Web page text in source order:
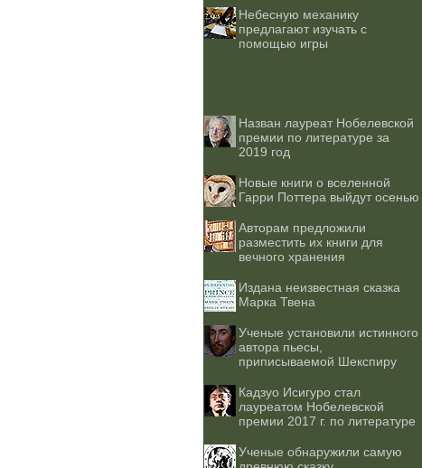
Небесную механику
предлагают изучать с
помощью игры
Назван лауреат Нобелевской
премии по литературе за
2019 год
Новые книги о вселенной
Гарри Поттера выйдут осенью
Авторам предложили
разместить их книги для
вечного хранения
Издана неизвестная сказка
Марка Твена
Ученые установили истинного
автора пьесы,
приписываемой Шекспиру
Кадзуо Исигуро стал
лауреатом Нобелевской
премии 2017 г. по литературе
Ученые обнаружили самую